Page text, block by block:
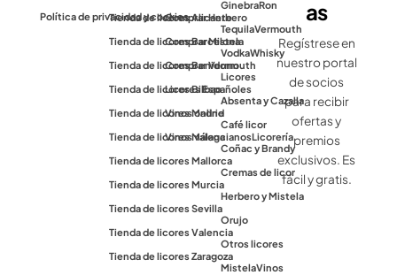
Política de privacidad y cookies
Tienda de licores Alicante
Tienda de licores Barcelona
Tienda de licores Benidorm
Tienda de licores Bilbao
Tienda de licores Madrid
Tienda de licores Málaga
Tienda de licores Mallorca
Tienda de licores Murcia
Tienda de licores Sevilla
Tienda de licores Valencia
Tienda de licores Zaragoza
Comprar Herbero
Comprar Mistela
Comprar Vermouth
Licores Españoles
Vinos online
Vinos valencianosLicorería
GinebraRon
TequilaVermouth
VodkaWhisky
Licores
Absenta y Cazalla
Café licor
Coñac y Brandy
Cremas de licor
Herbero y Mistela
Orujo
Otros licores
MistelaVinos
as
Regístrese en
nuestro portal
de socios
para recibir
ofertas y
premios
exclusivos. Es
fácil y gratis.